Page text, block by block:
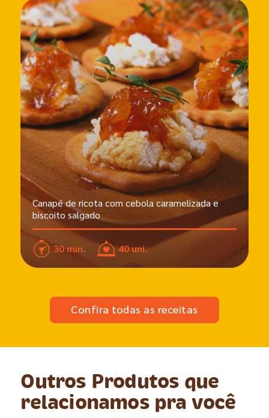
Canapé de ricota com cebola caramelizada e
biscoito salgado
30 min. 40 uni.
Confira todas as receitas
Outros Produtos que
relacionamos pra você